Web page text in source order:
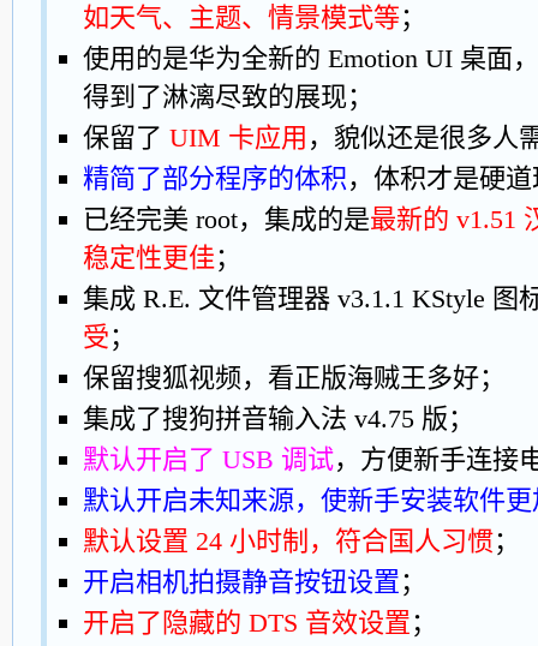
如天气、主题、情景模式等；
使用的是华为全新的 Emotion UI 桌面
得到了淋漓尽致的展现；
保留了 UIM 卡应用 ，貌似还是很多人
精简了部分程序的体积，体积才是硬
已经完美 root，集成的是最新的 v1.51
稳定性更佳；
集成 R.E. 文件管理器 v3.1.1 KStyle 图
受；
保留搜狐视频，看正版海贼王多好；
集成了搜狗拼音输入法 v4.75 版；
默认开启了 USB 调试，方便新手连接
默认开启未知来源，使新手安装软件
默认设置 24 小时制，符合国人习惯；
开启相机拍摄静音按钮设置；
开启了隐藏的 DTS 音效设置；